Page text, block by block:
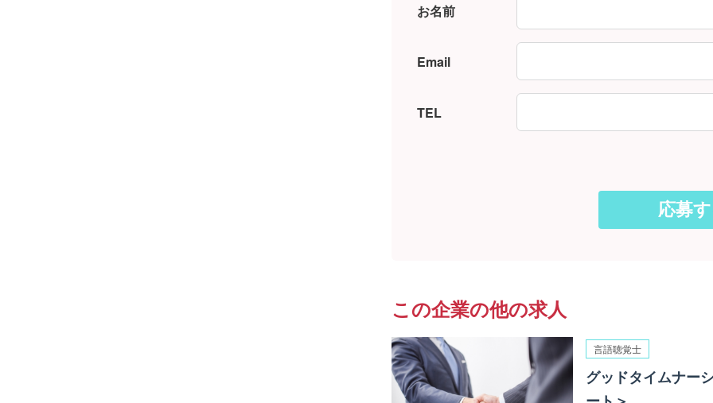
お名前
Email
TEL
この企業の他の求人
言語聴覚士
グッドタイムナー